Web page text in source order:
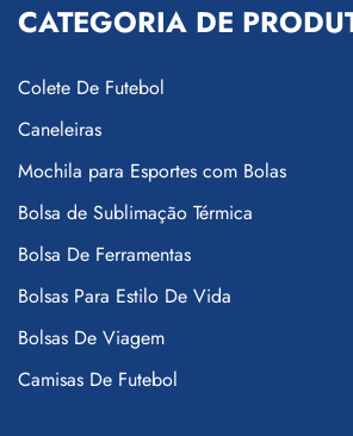
CATEGORIA DE
Colete De Futebol
Caneleiras
Mochila para Esportes com Bolas
Bolsa de Sublimação Térmica
Bolsa De Ferramentas
Bolsas Para Estilo De Vida
Bolsas De Viagem
Camisas De Futebol